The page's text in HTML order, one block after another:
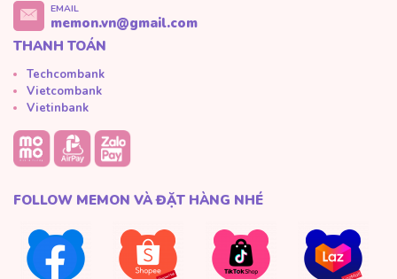
EMAIL
memon.vn@gmail.com
THANH TOÁN
Techcombank
Vietcombank
Vietinbank
FOLLOW MEMON VÀ ĐẶT HÀNG NHÉ